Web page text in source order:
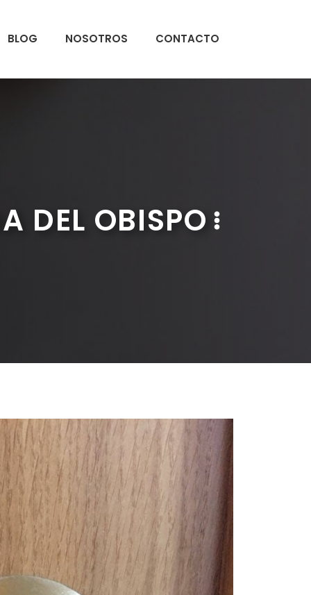
BLOG NOSOTROS CONTACTO
DEL OBISPO